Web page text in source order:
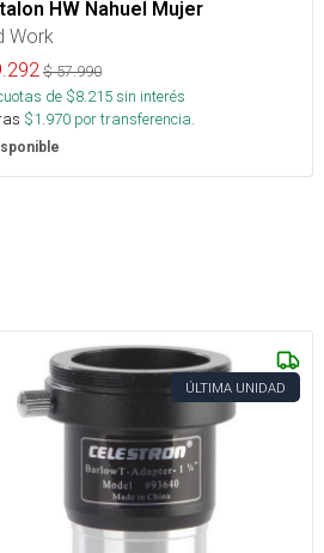
HW Nahuel Mujer
Work
$57.990
de $8.215sin interés
$1.970 por transferencia.
ÚLTIMA UNIDAD